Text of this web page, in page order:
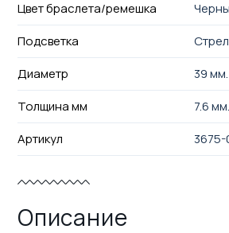
Цвет браслета/ремешка
Подсветка
Диаметр
39 мм.
Толщина мм
7.6 мм.
Артикул
3675-
Описание